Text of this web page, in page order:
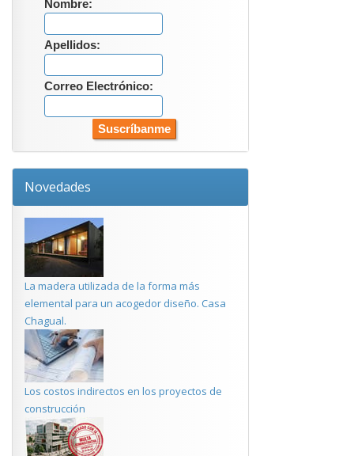
Nombre:
Apellidos:
Correo Electrónico:
Novedades
La madera utilizada de la forma más
elemental para un acogedor diseño. Casa
Chagual.
Los costos indirectos en los proyectos de
construcción